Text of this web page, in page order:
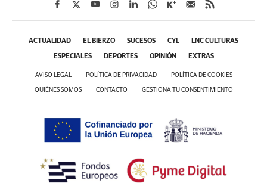
ACTUALIDAD EL BIERZO SUCESOS CYL LNC CULTURAS
ESPECIALES DEPORTES OPINIÓN EXTRAS
AVISO LEGAL POLÍTICA DE PRIVACIDAD POLÍTICA DE COOKIES
QUIÉNES SOMOS CONTACTO GESTIONA TU CONSENTIMIENTO